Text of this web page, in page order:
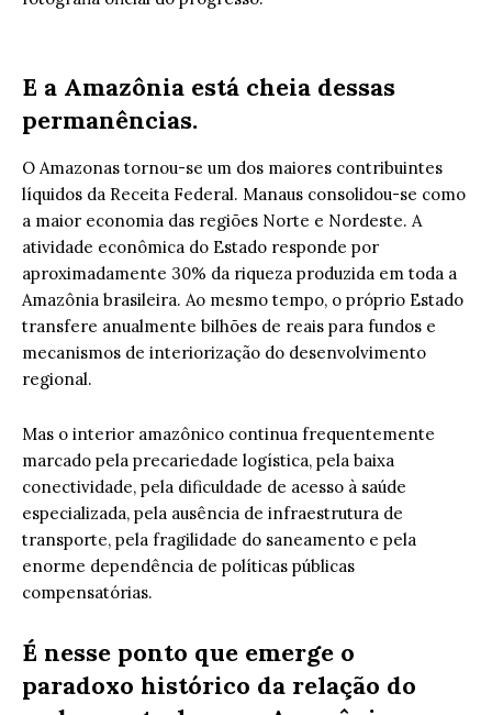
E a Amazônia está cheia dessas
permanências.
O Amazonas tornou-se um dos maiores contribuintes
líquidos da Receita Federal. Manaus consolidou-se como
a maior economia das regiões Norte e Nordeste. A
atividade econômica do Estado responde por
aproximadamente 30% da riqueza produzida em toda a
Amazônia brasileira. Ao mesmo tempo, o próprio Estado
transfere anualmente bilhões de reais para fundos e
mecanismos de interiorização do desenvolvimento
regional.
Mas o interior amazônico continua frequentemente
marcado pela precariedade logística, pela baixa
conectividade, pela dificuldade de acesso à saúde
especializada, pela ausência de infraestrutura de
transporte, pela fragilidade do saneamento e pela
enorme dependência de políticas públicas
compensatórias.
É nesse ponto que emerge o
paradoxo histórico da relação do